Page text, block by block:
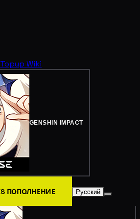
Wiki
GENSHIN IMPACT
ПОПОЛНЕНИЕ Русский